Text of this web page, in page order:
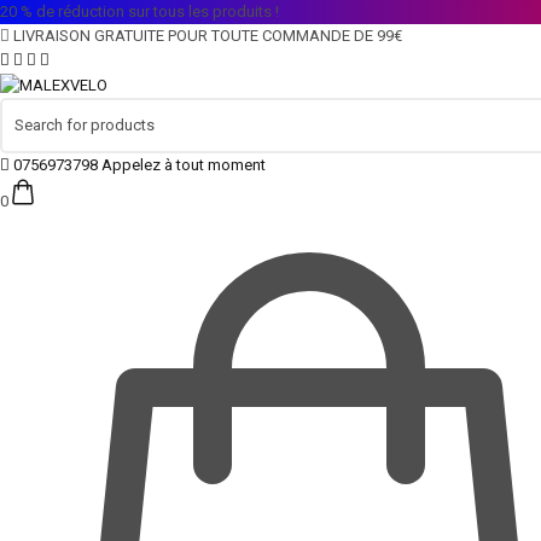
20 % de réduction sur tous les produits !
LIVRAISON GRATUITE POUR TOUTE COMMANDE DE 99€
0756973798 Appelez à tout moment
0